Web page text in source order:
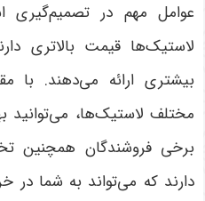
عوامل مهم در
لاستیک‌ها قیمت بالاتری
بیشتری ارائه می‌دهند. با
مختلف لاستیک‌ها، می‌توانید
برخی فروشندگان همچنین
دارند که می‌تواند به شما